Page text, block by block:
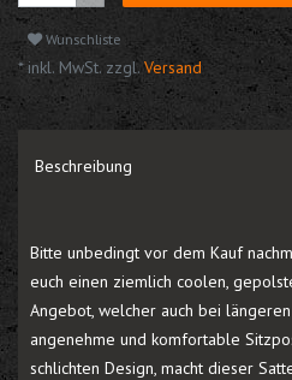
Wunschliste
* inkl. MwSt. zzgl.Versand
Beschreibung
Bitte unbedingt vor dem Kauf
euch einen ziemlich coolen,
Angebot, welcher auch bei
angenehme und komfortable
schlichten Design, macht dieser